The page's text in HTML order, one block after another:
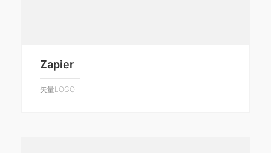
Zapier
矢量LOGO